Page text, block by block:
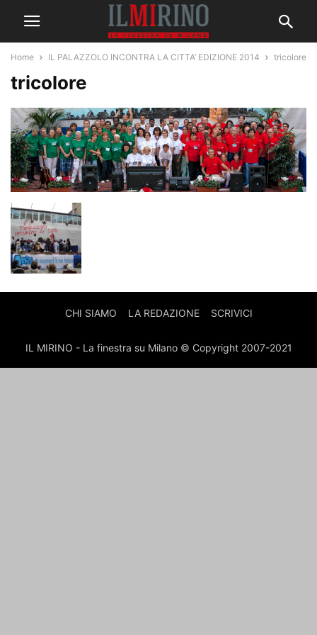
Home IL PALAZZOLO INCONTRA LA CITTA’ EDIZIONE 2014 tricolore
tricolore
CHI SIAMO LA REDAZIONE SCRIVICI
IL MIRINO - La finestra su Milano © Copyright 2007-2021